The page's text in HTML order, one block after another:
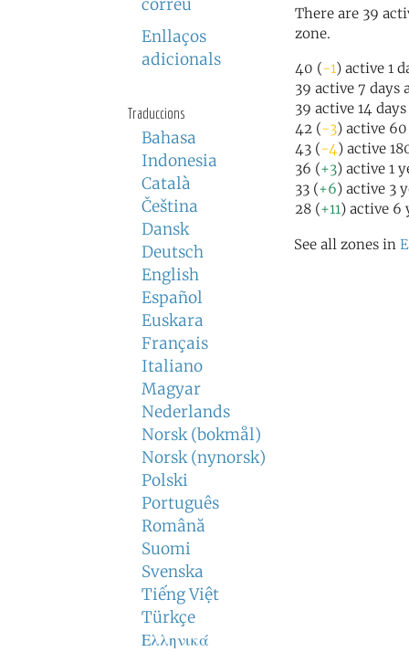
correu
Enllaços
adicionals
Traduccions
Bahasa
Indonesia
Català
Čeština
Dansk
Deutsch
English
Español
Euskara
Français
Italiano
Magyar
Nederlands
Norsk (bokmål)
Norsk (nynorsk)
Polski
Português
Română
Suomi
Svenska
Tiếng Việt
Türkçe
Ελληνικά
There are 39
zone.
40 (-1) active 1
39 active 7 days
39 active 14
42 (-3) active
43 (-4) active
36 (+3) active 1
33 (+6) active 3
28 (+11) active 6
See all zones in